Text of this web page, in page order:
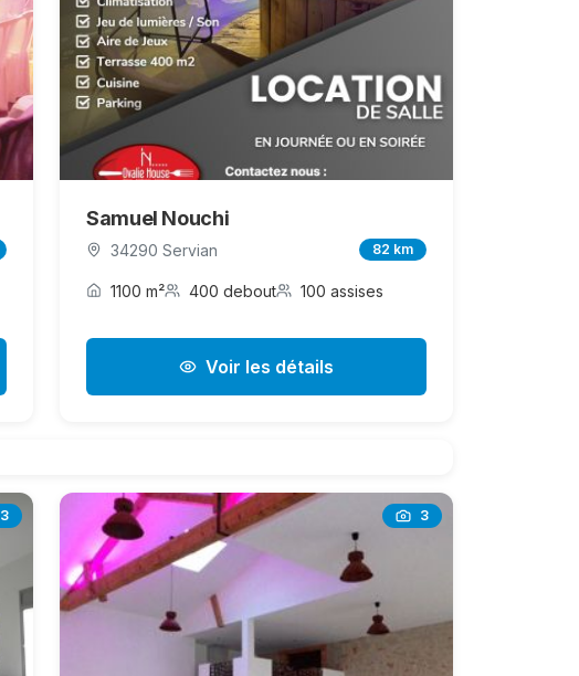
Samuel Nouchi
34290 Servian 82 km
1100 m² 400 debout 100 assises
Voir les détails
3 3